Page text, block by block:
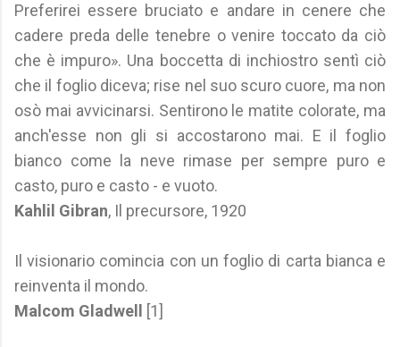
Preferirei essere bruciato e andare in cenere che
cadere preda delle tenebre o venire toccato da ciò
che è impuro». Una boccetta di inchiostro sentì ciò
che il foglio diceva; rise nel suo scuro cuore, ma non
osò mai avvicinarsi. Sentirono le matite colorate, ma
anch'esse non gli si accostarono mai. E il foglio
bianco come la neve rimase per sempre puro e
casto, puro e casto - e vuoto.
Kahlil Gibran, Il precursore, 1920
Il visionario comincia con un foglio di carta bianca e
reinventa il mondo.
Malcom Gladwell
[1]